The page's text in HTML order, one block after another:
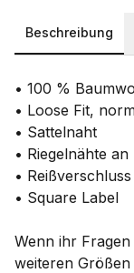
Beschreibung
• 100 %
• Loose Fit,
• Sattelnaht
• Riegelnähte
• Reißverschluss
• Square Label
Wenn ihr
weiteren